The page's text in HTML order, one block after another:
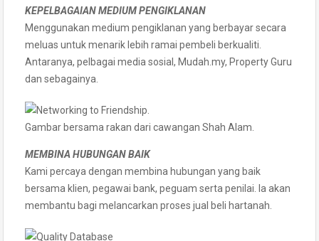
KEPELBAGAIAN MEDIUM PENGIKLANAN
Menggunakan medium pengiklanan yang berbayar secara
meluas untuk menarik lebih ramai pembeli berkualiti.
Antaranya, pelbagai media sosial, Mudah.my, Property Guru
dan sebagainya.
Gambar bersama rakan dari cawangan Shah Alam.
MEMBINA HUBUNGAN BAIK
Kami percaya dengan membina hubungan yang baik
bersama klien, pegawai bank, peguam serta penilai. Ia akan
membantu bagi melancarkan proses jual beli hartanah.